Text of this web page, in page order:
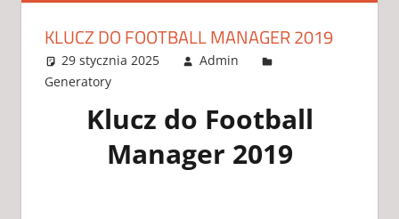
KLUCZ DO FOOTBALL MANAGER 2019
29 stycznia 2025
Admin
Generatory
Klucz do Football
Manager 2019